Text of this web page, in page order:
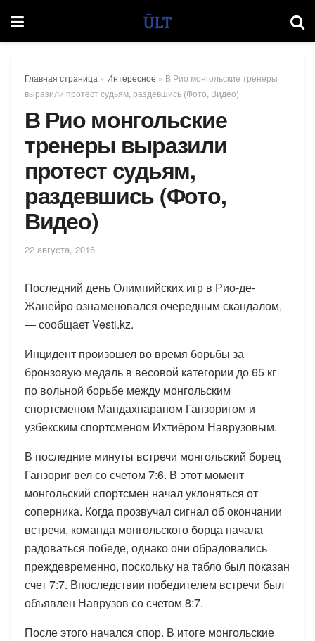
Главная страница » Интересное » В Рио монгольские тренеры
выразили протест судьям, раздевшись (Фото, Видео)
В Рио монгольские
тренеры выразили
протест судьям,
раздевшись (Фото,
Видео)
22 августа, 2016
Последний день Олимпийских игр в Рио-де-
Жанейро ознаменовался очередным скандалом,
— сообщает Vesti.kz.
Инцидент произошел во время борьбы за
бронзовую медаль в весовой категории до 65 кг
по вольной борьбе между монгольским
спортсменом Мандахнараном Ганзоригом и
узбекским спортсменом Ихтиёром Наврузовым.
В последние минуты встречи монгольский борец
Ганзориг вел со счетом 7:6. В этот момент
монгольский спортсмен начал уклоняться от
соперника. Когда прозвучал сигнал об окончании
встречи, команда монгольского борца начала
радоваться победе, однако они обрадовались
преждевременно, поскольку на табло был показан
счет 7:7. Впоследствии победителем встречи был
объявлен Наврузов со счетом 8:7.
После этого начался спор. В итоге монгольские